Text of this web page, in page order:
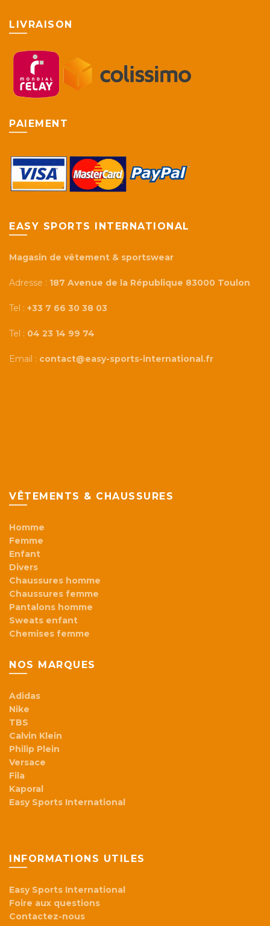
sur
la
LIVRAISON
PAIEMENT
EASY SPORTS INTERNATIONAL
Magasin de vêtement & sportswear
Adresse : 187 Avenue de la République 83000 Toulon
Tel : +33 7 66 30 38 03
Tel : 04 23 14 99 74
Email : contact@easy-sports-international.fr
VÊTEMENTS & CHAUSSURES
Homme
Femme
Enfant
Divers
Chaussures homme
Chaussures femme
Pantalons homme
Sweats enfant
Chemises femme
NOS MARQUES
Adidas
Nike
TBS
Calvin Klein
Philip Plein
Versace
Fila
Kaporal
Easy Sports International
INFORMATIONS UTILES
Easy Sports International
Foire aux questions
Contactez-nous